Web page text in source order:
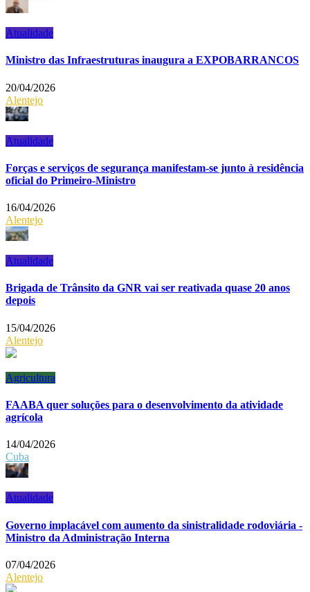
Atualidade
Ministro das Infraestruturas inaugura a EXPOBARRANCOS
20/04/2026
Alentejo
Atualidade
Forças e serviços de segurança manifestam-se junto à residência
oficial do Primeiro-Ministro
16/04/2026
Alentejo
Atualidade
Brigada de Trânsito da GNR vai ser reativada quase 20 anos
depois
15/04/2026
Alentejo
Agricultura
FAABA quer soluções para o desenvolvimento da atividade
agrícola
14/04/2026
Cuba
Atualidade
Governo implacável com aumento da sinistralidade rodoviária -
Ministro da Administração Interna
07/04/2026
Alentejo